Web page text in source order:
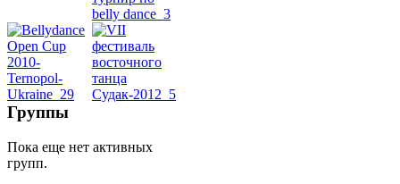
Группы
Пока еще нет активных
групп.